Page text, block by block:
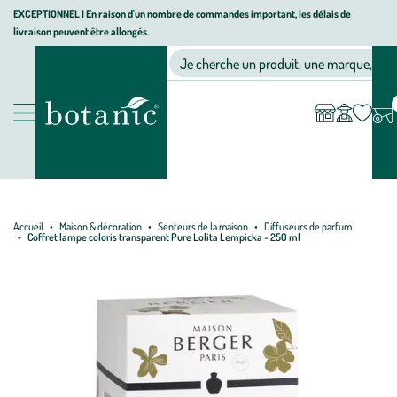
Aller
Aller
au
Aller
au
page
EXCEPTIONNEL I En raison d'un nombre de commandes important, les délais de
livraison peuvent être allongés.
Nos produits
Jardinerie écologique, animalerie, décoration, alimentation bio
Je cherche un produit, une marque, un
compte
Accueil Maison & décoration Senteurs de la maison
Diffuseurs de parfum
Coffret lampe coloris transparent Pure Lolita Lempicka - 250 ml